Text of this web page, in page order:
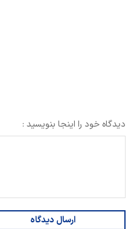
دیدگاه خود را اینجا بنویسید :
ارسال دیدگاه